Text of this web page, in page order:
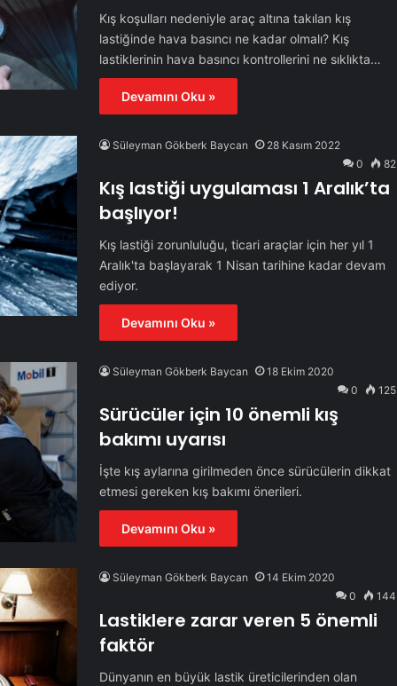
Kış koşulları nedeniyle araç altına takılan kış
lastiğinde hava basıncı ne kadar olmalı? Kış
lastiklerinin hava basıncı kontrollerini ne sıklıkta…
Devamını Oku »
Süleyman Gökberk Baycan
28 Kasım 2022
0
82
Kış lastiği uygulaması 1 Aralık’ta
başlıyor!
Kış lastiği zorunluluğu, ticari araçlar için her yıl 1
Aralık'ta başlayarak 1 Nisan tarihine kadar devam
ediyor.
Devamını Oku »
Süleyman Gökberk Baycan
18 Ekim 2020
0
125
Sürücüler için 10 önemli kış
bakımı uyarısı
İşte kış aylarına girilmeden önce sürücülerin dikkat
etmesi gereken kış bakımı önerileri.
Devamını Oku »
Süleyman Gökberk Baycan
14 Ekim 2020
0
144
Lastiklere zarar veren 5 önemli
faktör
Dünyanın en büyük lastik üreticilerinden olan